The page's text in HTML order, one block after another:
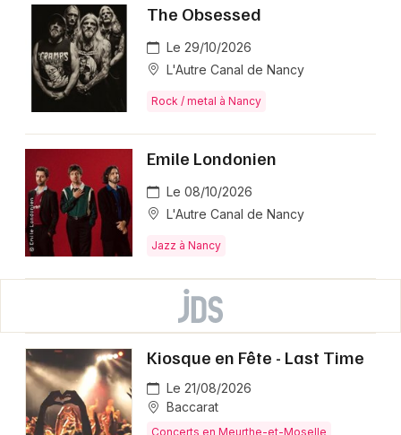
The Obsessed
Le 29/10/2026
L'Autre Canal de Nancy
Rock / metal à Nancy
Emile Londonien
Le 08/10/2026
L'Autre Canal de Nancy
Jazz à Nancy
Kiosque en Fête - Last Time
Le 21/08/2026
Baccarat
Concerts en Meurthe-et-Moselle